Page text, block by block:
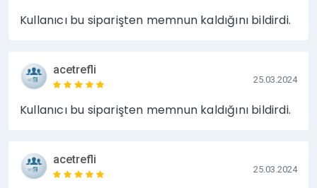
Kullanıcı bu siparişten memnun kaldığını bildirdi.
acetrefli
25.03.2024
Kullanıcı bu siparişten memnun kaldığını bildirdi.
acetrefli
25.03.2024